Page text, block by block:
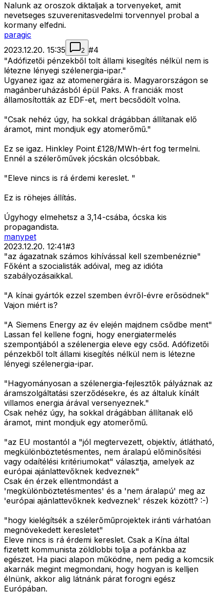
Nalunk az oroszok diktaljak a torvenyeket, amit
nevetseges szuverenitasvedelmi torvennyel probal a
kormany elfedni.
paragic
2023.12.20. 15:35
2 #4
"Adófizetői pénzekből tolt állami kisegítés nélkül nem is
létezne lényegi szélenergia-ipar."
Ugyanez igaz az atomenergiára is. Magyarországon se
magánberuházásból épül Paks. A franciák most
államosították az EDF-et, mert becsődölt volna.
"Csak nehéz úgy, ha sokkal drágábban állítanak elő
áramot, mint mondjuk egy atomerőmű."
Ez se igaz. Hinkley Point £128/MWh-ért fog termelni.
Ennél a szélerőművek jócskán olcsóbbak.
"Eleve nincs is rá érdemi kereslet. "
Ez is röhejes állítás.
Úgyhogy elmehetsz a 3,14-csába, ócska kis
propagandista.
manypet
2023.12.20. 12:41#3
"az ágazatnak számos kihívással kell szembenéznie"
Főként a szocialisták adóival, meg az idióta
szabályozásaikkal.
"A kínai gyártók ezzel szemben évről-évre erősödnek"
Vajon miért is?
"A Siemens Energy az év elején majdnem csődbe ment"
Lassan fel kellene fogni, hogy energiatermelés
szempontjából a szélenergia eleve egy csőd. Adófizetői
pénzekből tolt állami kisegítés nélkül nem is létezne
lényegi szélenergia-ipar.
"Hagyományosan a szélenergia-fejlesztők pályáznak az
áramszolgáltatási szerződésekre, és az általuk kínált
villamos energia árával versenyeznek."
Csak nehéz úgy, ha sokkal drágábban állítanak elő
áramot, mint mondjuk egy atomerőmű.
"az EU mostantól a "jól megtervezett, objektív, átlátható,
megkülönböztetésmentes, nem áralapú előminősítési
vagy odaítélési kritériumokat" választja, amelyek az
európai ajánlattevőknek kedveznek"
Csak én érzek ellentmondást a
'megkülönböztetésmentes' és a 'nem áralapú' meg az
'európai ajánlattevőknek kedveznek' részek között? :-)
"hogy kielégítsék a szélerőműprojektek iránti várhatóan
megnövekedett keresletet"
Eleve nincs is rá érdemi kereslet. Csak a Kína által
fizetett kommunista zöldlobbi tolja a pofánkba az
egészet. Ha piaci alapon működne, nem pedig a komcsik
akarnák megint megmondani, hogy hogyan is kelljen
élnünk, akkor alig látnánk párat forogni egész
Európában.